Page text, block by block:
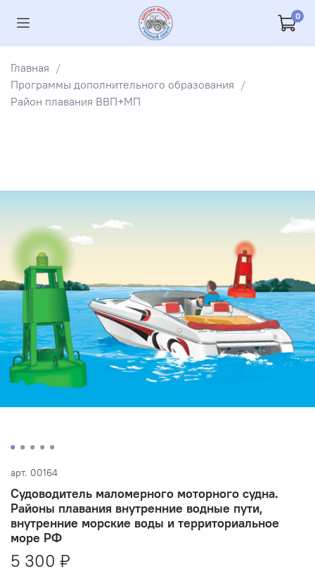
0
Главная
Программы дополнительного образования
Район плавания ВВП+МП
арт. 00164
Судоводитель маломерного моторного судна.
Районы плавания внутренние водные пути,
внутренние морские воды и территориальное
море РФ
5 300 ₽